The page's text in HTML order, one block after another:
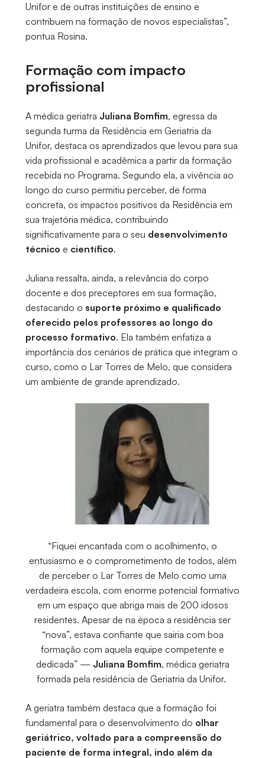
Unifor e de outras instituições de ensino e
contribuem na formação de novos especialistas”,
pontua Rosina.
Formação com impacto
profissional
A médica geriatra Juliana Bomfim, egressa da
segunda turma da Residência em Geriatria da
Unifor, destaca os aprendizados que levou para sua
vida profissional e acadêmica a partir da formação
recebida no Programa. Segundo ela, a vivência ao
longo do curso permitiu perceber, de forma
concreta, os impactos positivos da Residência em
sua trajetória médica, contribuindo
significativamente para o seu desenvolvimento
técnico e científico.
Juliana ressalta, ainda, a relevância do corpo
docente e dos preceptores em sua formação,
destacando o suporte próximo e qualificado
oferecido pelos professores ao longo do
processo formativo. Ela também enfatiza a
importância dos cenários de prática que integram o
curso, como o Lar Torres de Melo, que considera
um ambiente de grande aprendizado.
“Fiquei encantada com o acolhimento, o
entusiasmo e o comprometimento de todos, além
de perceber o Lar Torres de Melo como uma
verdadeira escola, com enorme potencial formativo
em um espaço que abriga mais de 200 idosos
residentes. Apesar de na época a residência ser
“nova”, estava confiante que sairia com boa
formação com aquela equipe competente e
dedicada” — Juliana Bomfim, médica geriatra
formada pela residência de Geriatria da Unifor.
A geriatra também destaca que a formação foi
fundamental para o desenvolvimento do olhar
geriátrico, voltado para a compreensão do
paciente de forma integral, indo além da